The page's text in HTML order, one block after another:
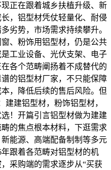
正在跟着城乡扶植升级、新
，铝型材凭仗轻量化、耐侵
劣势，市场需求持续攀升。
、粉饰用铝型材，仍是公共
工业设备、光伏支架、电子
各个范畴阐扬着不成替代的
的铝型材厂家，不只能保障
，降低后续的售后风险。但
建建铝型材，粉饰铝型材，
！开篇引言铝型材做为建建
的焦点根本材料，下逛需求
能源、高端配备制制等多元
跟着各范畴对铝型材的机
采购端的需求逐步从“买获